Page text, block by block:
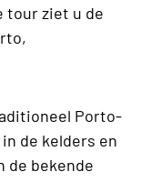
tour ziet u de
Porto-
de kelders en
de bekende